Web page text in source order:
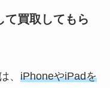
買取してもら
、 iPhoneやiPadを